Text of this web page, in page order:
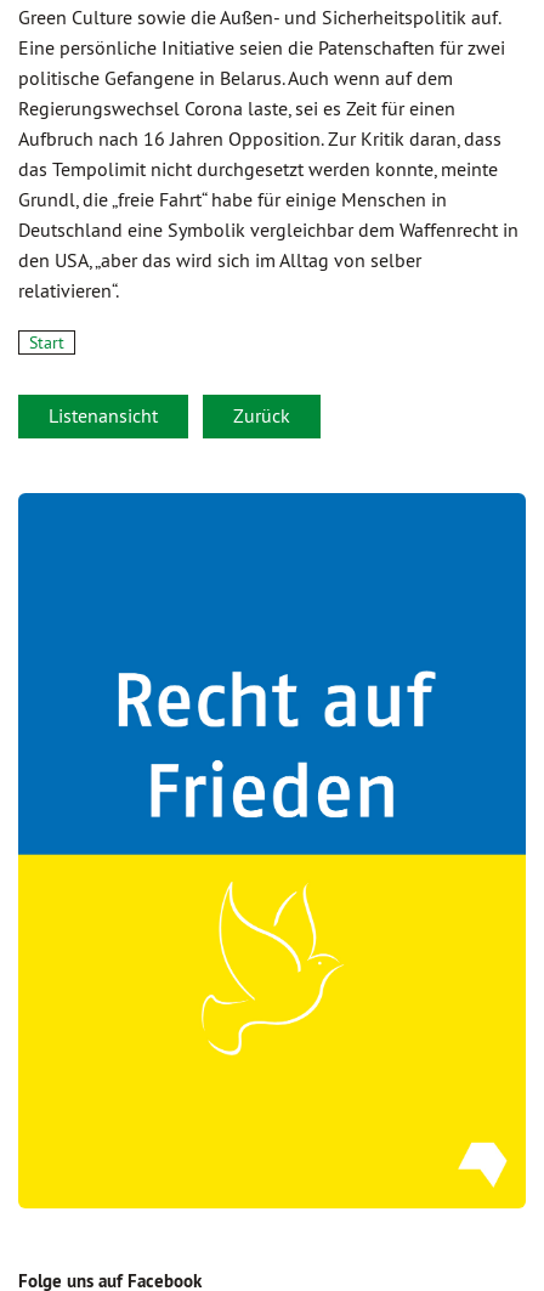
Green Culture sowie die Außen- und Sicherheitspolitik auf.
Eine persönliche Initiative seien die Patenschaften für zwei
politische Gefangene in Belarus. Auch wenn auf dem
Regierungswechsel Corona laste, sei es Zeit für einen
Aufbruch nach 16 Jahren Opposition. Zur Kritik daran, dass
das Tempolimit nicht durchgesetzt werden konnte, meinte
Grundl, die „freie Fahrt“ habe für einige Menschen in
Deutschland eine Symbolik vergleichbar dem Waffenrecht in
den USA, „aber das wird sich im Alltag von selber
relativieren“.
Start
Listenansicht Zurück
Folge uns auf Facebook